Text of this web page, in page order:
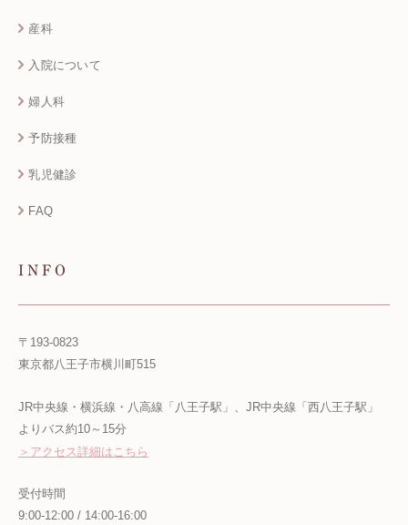
産科
入院について
婦人科
予防接種
乳児健診
FAQ
INFO
〒193-0823
東京都八王子市横川町515
JR中央線・横浜線・八高線「八王子駅」、JR中央線「西八王子駅」
よりバス約10～15分
＞アクセス詳細はこちら
受付時間
9:00-12:00 / 14:00-16:00